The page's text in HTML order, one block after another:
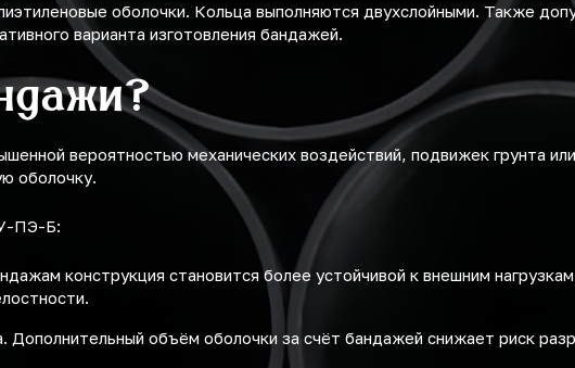
оболочки. Кольца выполняются двухслойными. Также
варианта изготовления бандажей.
вероятностью механических воздействий, подвижек грунта
оболочку.
ПЭ-Б:
конструкция становится более устойчивой к внешним
Дополнительный объём оболочки за счёт бандажей снижает риск